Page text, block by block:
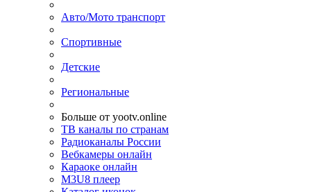
Авто/Мото транспорт
Спортивные
Детские
Региональные
Больше от yootv.online
ТВ каналы по странам
Радиоканалы России
Вебкамеры онлайн
Караоке онлайн
M3U8 плеер